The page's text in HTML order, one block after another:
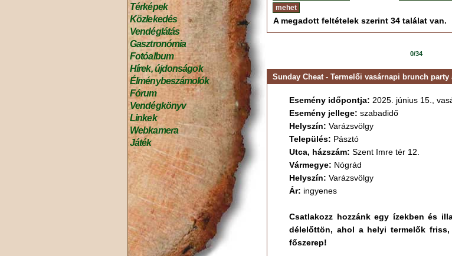
Térképek
Közlekedés
Vendéglátás
Gasztronómia
Fotóalbum
Hírek, újdonságok
Élménybeszámolók
Fórum
Vendégkönyv
Linkek
Webkamera
Játék
A megadott feltételek szerint 34 találat van.
0/34
Sunday Cheat - Termelői vasárnapi brunch party
Esemény időpontja: 2025. június 15.,
Esemény jellege: szabadidő
Helyszín: Varázsvölgy
Település: Pásztó
Utca, házszám: Szent Imre tér 12.
Vármegye: Nógrád
Helyszín: Varázsvölgy
Ár: ingyenes
Csatlakozz hozzánk egy ízekben és
délelőttön, ahol a helyi termelők friss,
főszerep!